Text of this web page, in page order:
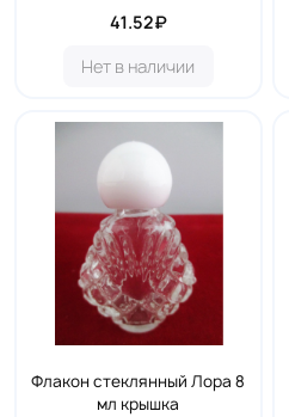
41.52₽
Нет в наличии
Флакон стеклянный Лора 8
мл крышка